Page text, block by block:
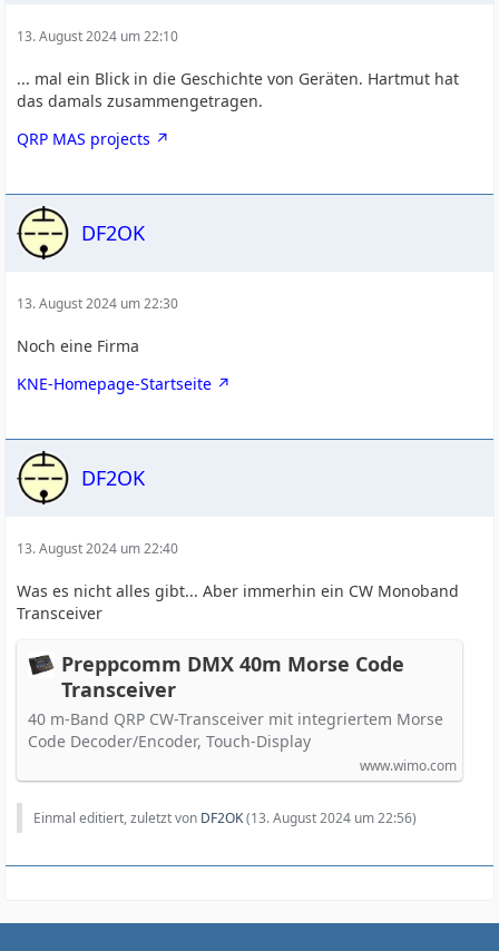
13. August 2024 um 22:10
... mal ein Blick in die Geschichte von Geräten. Hartmut hat
das damals zusammengetragen.
QRP MAS projects
DF2OK
13. August 2024 um 22:30
Noch eine Firma
KNE-Homepage-Startseite
DF2OK
13. August 2024 um 22:40
Was es nicht alles gibt... Aber immerhin ein CW Monoband
Transceiver
Preppcomm DMX 40m Morse Code
Transceiver
40 m-Band QRP CW-Transceiver mit integriertem Morse
Code Decoder/Encoder, Touch-Display
www.wimo.com
Einmal editiert, zuletzt von DF2OK(13. August 2024 um 22:56)